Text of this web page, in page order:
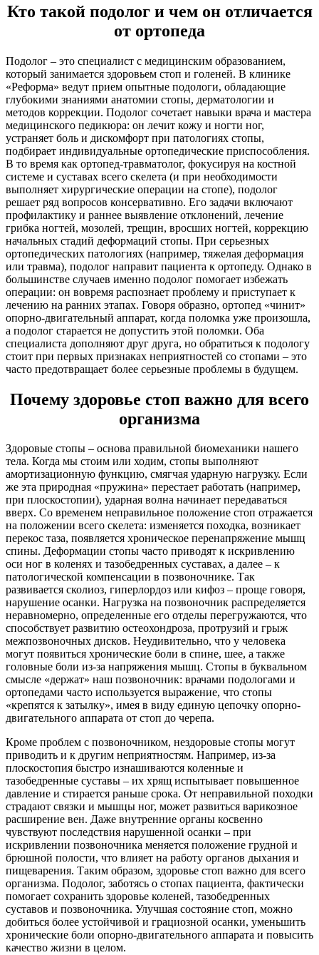
Кто такой подолог и чем он отличается
от ортопеда
Подолог – это специалист с медицинским образованием,
который занимается здоровьем стоп и голеней. В клинике
«Реформа» ведут прием опытные подологи, обладающие
глубокими знаниями анатомии стопы, дерматологии и
методов коррекции. Подолог сочетает навыки врача и мастера
медицинского педикюра: он лечит кожу и ногти ног,
устраняет боль и дискомфорт при патологиях стопы,
подбирает индивидуальные ортопедические приспособления.
В то время как ортопед-травматолог, фокусируя на костной
системе и суставах всего скелета (и при необходимости
выполняет хирургические операции на стопе), подолог
решает ряд вопросов консервативно. Его задачи включают
профилактику и раннее выявление отклонений, лечение
грибка ногтей, мозолей, трещин, вросших ногтей, коррекцию
начальных стадий деформаций стопы. При серьезных
ортопедических патологиях (например, тяжелая деформация
или травма), подолог направит пациента к ортопеду. Однако в
большинстве случаев именно подолог помогает избежать
операции: он вовремя распознает проблему и приступает к
лечению на ранних этапах. Говоря образно, ортопед «чинит»
опорно-двигательный аппарат, когда поломка уже произошла,
а подолог старается не допустить этой поломки. Оба
специалиста дополняют друг друга, но обратиться к подологу
стоит при первых признаках неприятностей со стопами – это
часто предотвращает более серьезные проблемы в будущем.
Почему здоровье стоп важно для всего
организма
Здоровые стопы – основа правильной биомеханики нашего
тела. Когда мы стоим или ходим, стопы выполняют
амортизационную функцию, смягчая ударную нагрузку. Если
же эта природная «пружина» перестает работать (например,
при плоскостопии), ударная волна начинает передаваться
вверх. Со временем неправильное положение стоп отражается
на положении всего скелета: изменяется походка, возникает
перекос таза, появляется хроническое перенапряжение мышц
спины. Деформации стопы часто приводят к искривлению
оси ног в коленях и тазобедренных суставах, а далее – к
патологической компенсации в позвоночнике. Так
развивается сколиоз, гиперлордоз или кифоз – проще говоря,
нарушение осанки. Нагрузка на позвоночник распределяется
неравномерно, определенные его отделы перегружаются, что
способствует развитию остеохондроза, протрузий и грыж
межпозвоночных дисков. Неудивительно, что у человека
могут появиться хронические боли в спине, шее, а также
головные боли из-за напряжения мышц. Стопы в буквальном
смысле «держат» наш позвоночник: врачами подологами и
ортопедами часто используется выражение, что стопы
«крепятся к затылку», имея в виду единую цепочку опорно-
двигательного аппарата от стоп до черепа.
Кроме проблем с позвоночником, нездоровые стопы могут
приводить и к другим неприятностям. Например, из-за
плоскостопия быстро изнашиваются коленные и
тазобедренные суставы – их хрящ испытывает повышенное
давление и стирается раньше срока. От неправильной походки
страдают связки и мышцы ног, может развиться варикозное
расширение вен. Даже внутренние органы косвенно
чувствуют последствия нарушенной осанки – при
искривлении позвоночника меняется положение грудной и
брюшной полости, что влияет на работу органов дыхания и
пищеварения. Таким образом, здоровье стоп важно для всего
организма. Подолог, заботясь о стопах пациента, фактически
помогает сохранить здоровье коленей, тазобедренных
суставов и позвоночника. Улучшая состояние стоп, можно
добиться более устойчивой и грациозной осанки, уменьшить
хронические боли опорно-двигательного аппарата и повысить
качество жизни в целом.